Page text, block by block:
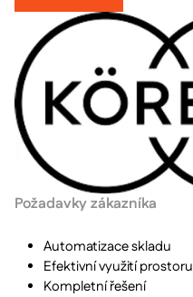
Požadavky zákazníka
Automatizace skladu
Efektivní využití prostoru
Kompletní řešení